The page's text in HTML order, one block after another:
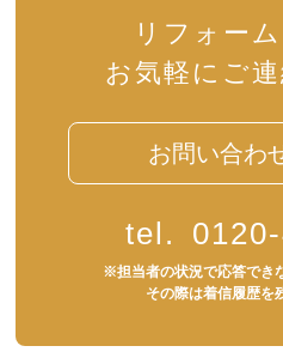
リフォー
お気軽にご
お問い合わ
tel.
※担当者の状況で応答でき
その際は着信履歴を